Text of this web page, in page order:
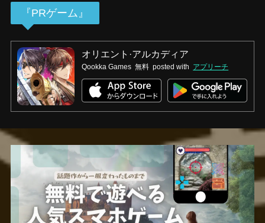
『PRゲーム』
オリエント·アルカディア
Qookka Games 無料 posted with アプリーチ